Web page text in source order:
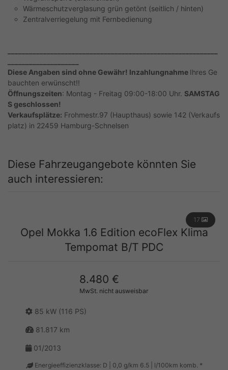
Wärmeschutzverglasung grün getönt (seitlich / hinten)
Zentralverriegelung mit Fernbedienung
Diese Angaben sind ohne Gewähr! Inzahlungnahme Ihres Ge
bauchten erwünscht!!
Öffnungszeiten: Montag - Freitag 09:00-18:00 Uhr. SAMSTAG
S geschlossen!
Verkaufsplätze: Frohmestr.97 (Haupthaus) sowie 142 (Verkaufs
platz) in 22459 Hamburg-Schnelsen
Diese Fahrzeugangebote könnten Sie
auch interessieren:
17
Opel Mokka 1.6 Edition ecoFlex Klima
Tempomat B/T PDC
8.480 €
MwSt. nicht ausweisbar
85 kW (116 PS)
81.817 km
01/2013
Energieeffizienzklasse: D | 0,0 g/km 6.5 | l/100km komb. *